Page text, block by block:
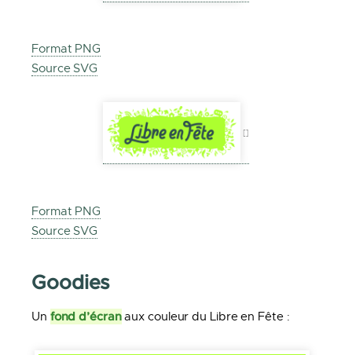
Format PNG
Source SVG
Format PNG
Source SVG
Goodies
Un fond d’écranaux couleur du Libre en Fête :